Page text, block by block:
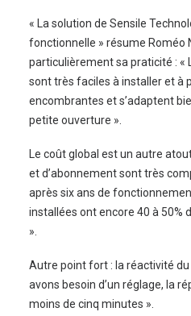
« La solution de Sensile
fonctionnelle » résume Roméo
particulièrement sa praticité : «
sont très faciles à installer et à
encombrantes et s’adaptent
petite ouverture ».
Le coût global est un autre
et d’abonnement sont très
après six ans de
installées ont encore 40 à 50%
».
Autre point fort : la réactivité du
avons besoin d’un réglage, la
moins de cinq minutes ».